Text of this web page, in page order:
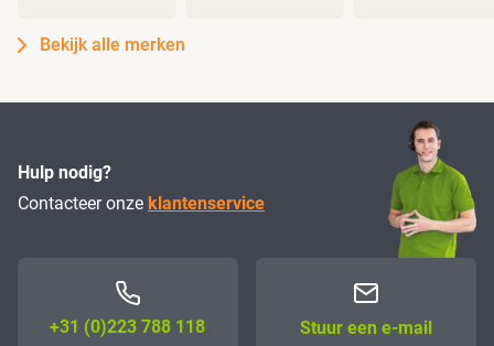
Bekijk alle merken
Hulp nodig?
Contacteer onze klantenservice
+31 (0)223 788 118 Stuur een e-mail